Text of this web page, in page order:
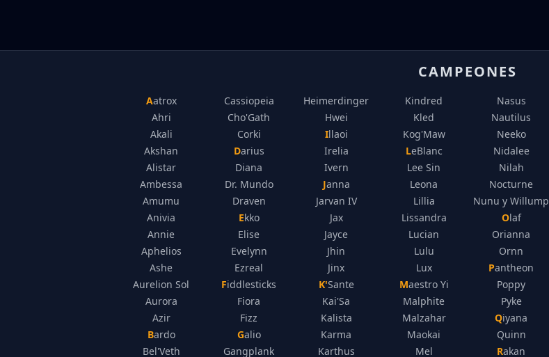
CAMPEONES
Aatrox
Ahri
Akali
Akshan
Alistar
Ambessa
Amumu
Anivia
Annie
Aphelios
Ashe
Aurelion Sol
Aurora
Azir
Bardo
Bel'Veth
Cassiopeia
Cho'Gath
Corki
Darius
Diana
Dr. Mundo
Draven
Ekko
Elise
Evelynn
Ezreal
Fiddlesticks
Fiora
Fizz
Galio
Gangplank
Heimerdinger
Hwei
Illaoi
Irelia
Ivern
Janna
Jarvan IV
Jax
Jayce
Jhin
Jinx
K'Sante
Kai'Sa
Kalista
Karma
Karthus
Kindred
Kled
Kog'Maw
LeBlanc
Lee Sin
Leona
Lillia
Lissandra
Lucian
Lulu
Lux
Maestro Yi
Malphite
Malzahar
Maokai
Mel
Nasus
Nautilus
Neeko
Nidalee
Nilah
Nocturne
Nunu y Willump
Olaf
Orianna
Ornn
Pantheon
Poppy
Pyke
Qiyana
Quinn
Rakan